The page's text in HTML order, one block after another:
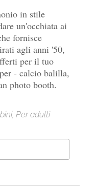
in stile
un'occhiata ai
fornisce
agli anni '50,
per il tuo
- calcio balilla,
photo booth.
Per adulti